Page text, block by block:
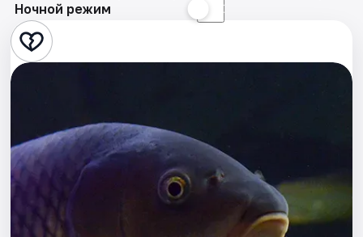
Театр
Стендап
Экскурсии
Спорт
События
Ночной режим ☾